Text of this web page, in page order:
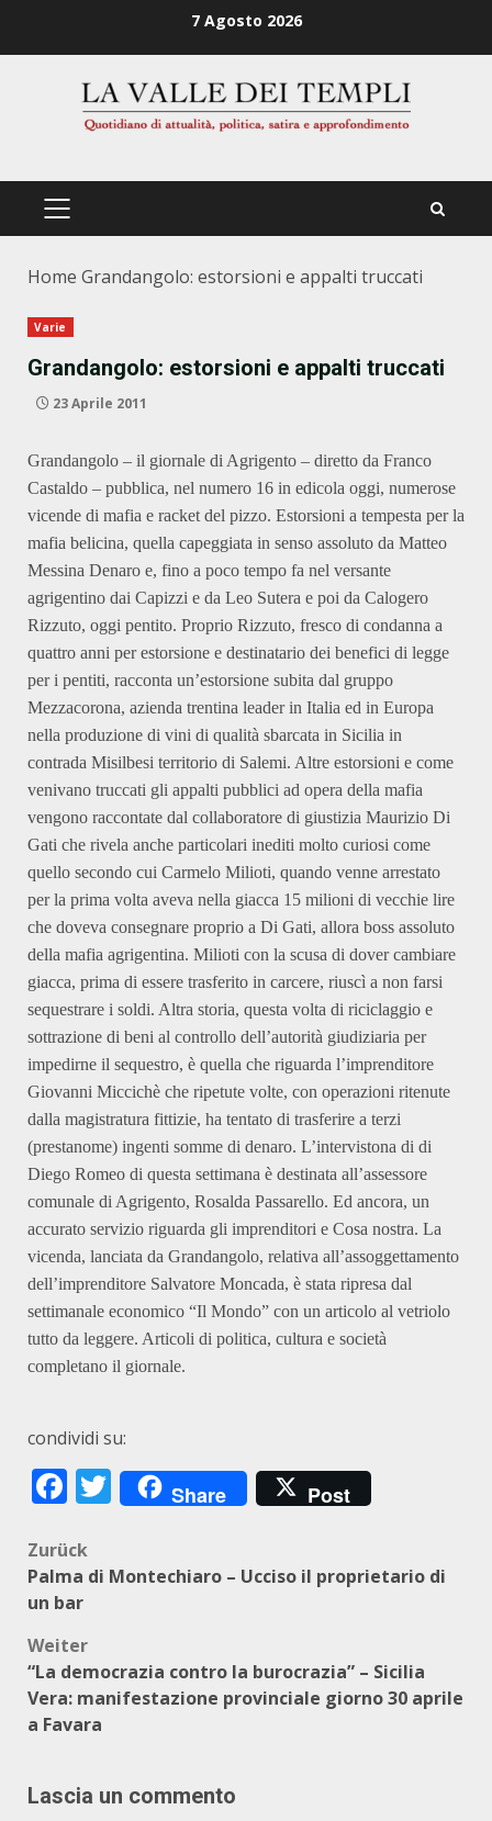
7 Agosto 2026
PRIMÄRES
Home Grandangolo: estorsioni e appalti truccati
Varie
Grandangolo: estorsioni e appalti truccati
23 Aprile 2011
Grandangolo – il giornale di Agrigento – diretto da Franco
Castaldo – pubblica, nel numero 16 in edicola oggi, numerose
vicende di mafia e racket del pizzo. Estorsioni a tempesta per la
mafia belicina, quella capeggiata in senso assoluto da Matteo
Messina Denaro e, fino a poco tempo fa nel versante
agrigentino dai Capizzi e da Leo Sutera e poi da Calogero
Rizzuto, oggi pentito. Proprio Rizzuto, fresco di condanna a
quattro anni per estorsione e destinatario dei benefici di legge
per i pentiti, racconta un’estorsione subita dal gruppo
Mezzacorona, azienda trentina leader in Italia ed in Europa
nella produzione di vini di qualità sbarcata in Sicilia in
contrada Misilbesi territorio di Salemi. Altre estorsioni e come
venivano truccati gli appalti pubblici ad opera della mafia
vengono raccontate dal collaboratore di giustizia Maurizio Di
Gati che rivela anche particolari inediti molto curiosi come
quello secondo cui Carmelo Milioti, quando venne arrestato
per la prima volta aveva nella giacca 15 milioni di vecchie lire
che doveva consegnare proprio a Di Gati, allora boss assoluto
della mafia agrigentina. Milioti con la scusa di dover cambiare
giacca, prima di essere trasferito in carcere, riuscì a non farsi
sequestrare i soldi. Altra storia, questa volta di riciclaggio e
sottrazione di beni al controllo dell’autorità giudiziaria per
impedirne il sequestro, è quella che riguarda l’imprenditore
Giovanni Miccichè che ripetute volte, con operazioni ritenute
dalla magistratura fittizie, ha tentato di trasferire a terzi
(prestanome) ingenti somme di denaro. L’intervistona di di
Diego Romeo di questa settimana è destinata all’assessore
comunale di Agrigento, Rosalda Passarello. Ed ancora, un
accurato servizio riguarda gli imprenditori e Cosa nostra. La
vicenda, lanciata da Grandangolo, relativa all’assoggettamento
dell’imprenditore Salvatore Moncada, è stata ripresa dal
settimanale economico “Il Mondo” con un articolo al vetriolo
tutto da leggere. Articoli di politica, cultura e società
completano il giornale.
condividi su:
Facebook
Twitter
Share Post
Beitragsnavigation
Zurück
Palma di Montechiaro – Ucciso il proprietario di
un bar
Weiter
“La democrazia contro la burocrazia” – Sicilia
Vera: manifestazione provinciale giorno 30 aprile
a Favara
Lascia un commento